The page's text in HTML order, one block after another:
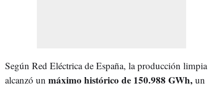
Según Red Eléctrica de España, la producción limpia
alcanzó un máximo histórico de 150.988 GWh, un